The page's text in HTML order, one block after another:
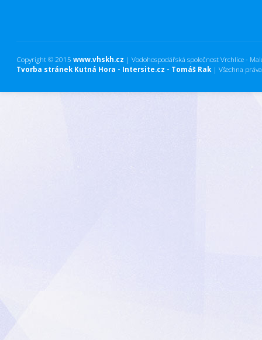
Copyright © 2015 www.vhskh.cz | Vodohospodářská společnost Vrchlice -
Tvorba stránek Kutná Hora - Intersite.cz - Tomáš Rak | Všechna